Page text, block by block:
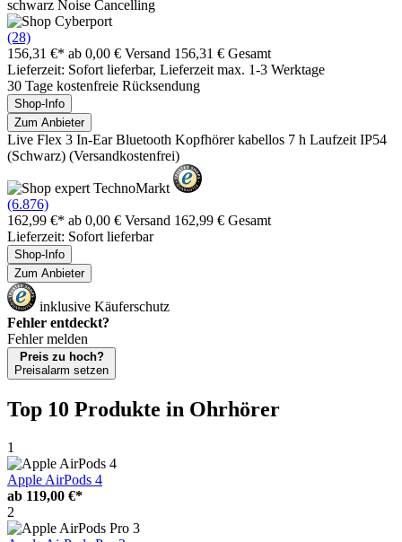
schwarz Noise Cancelling
(28)
156,31 €* ab 0,00 € Versand 156,31 € Gesamt
Lieferzeit: Sofort lieferbar, Lieferzeit max. 1-3 Werktage
30 Tage kostenfreie Rücksendung
Shop-Info
Zum Anbieter
Live Flex 3 In-Ear Bluetooth Kopfhörer kabellos 7 h Laufzeit IP54
(Schwarz) (Versandkostenfrei)
(6.876)
162,99 €* ab 0,00 € Versand 162,99 € Gesamt
Lieferzeit: Sofort lieferbar
Shop-Info
Zum Anbieter
inklusive Käuferschutz
Fehler entdeckt?
Fehler melden
Preis zu hoch?
Preisalarm setzen
Top 10 Produkte in Ohrhörer
1
Apple AirPods 4
ab 119,00 €*
2